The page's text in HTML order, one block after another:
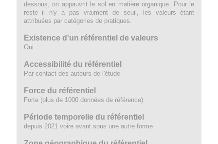
dessous, on appauvrit le sol en matière organique. Pour le
reste il n'y a pas vraiment de seuil, les valeurs étant
attribuées par catégories de pratiques.
Existence d'un référentiel de valeurs
Oui
Accessibilité du référentiel
Par contact des auteurs de l'étude
Force du référentiel
Forte (plus de 1000 données de référence)
Période temporelle du référentiel
depuis 2021 voire avant sous une autre forme